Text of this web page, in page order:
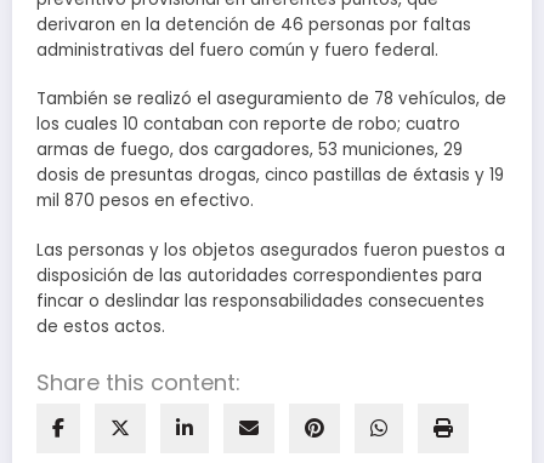
derivaron en la detención de 46 personas por faltas
administrativas del fuero común y fuero federal.
También se realizó el aseguramiento de 78 vehículos, de
los cuales 10 contaban con reporte de robo; cuatro
armas de fuego, dos cargadores, 53 municiones, 29
dosis de presuntas drogas, cinco pastillas de éxtasis y 19
mil 870 pesos en efectivo.
Las personas y los objetos asegurados fueron puestos a
disposición de las autoridades correspondientes para
fincar o deslindar las responsabilidades consecuentes
de estos actos.
Share this content: